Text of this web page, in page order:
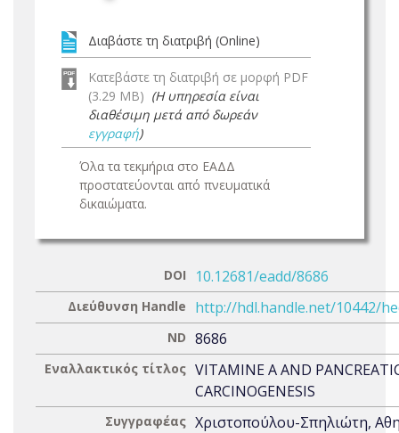
Διαβάστε τη διατριβή (Online)
Κατεβάστε τη διατριβή σε μορφή PDF
(3.29 MB) (Η υπηρεσία είναι
διαθέσιμη μετά από δωρεάν
εγγραφή)
Όλα τα τεκμήρια στο ΕΑΔΔ
προστατεύονται από πνευματικά
δικαιώματα.
DOI 10.12681/eadd/8686
Διεύθυνση Handle http://hdl.handle.net/10442/
ND 8686
Εναλλακτικός τίτλος VITAMINE A AND
CARCINOGENESIS
Συγγραφέας Χριστοπούλου-Σπηλιώτη,